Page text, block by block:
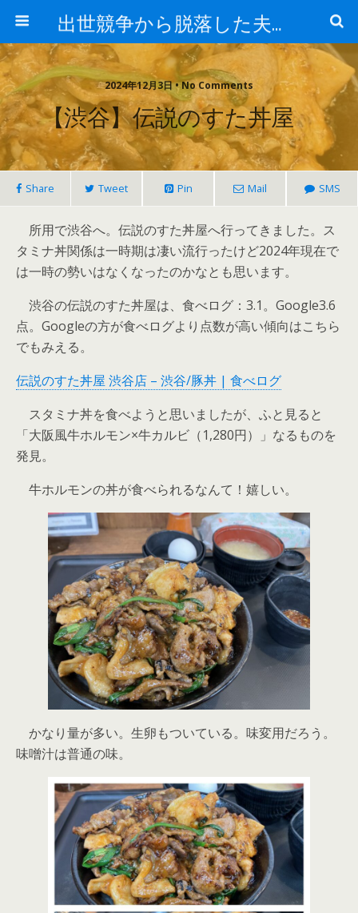
出世競争から脱落した夫と妻の日常
2024年12月3日 • No Comments
【渋谷】伝説のすた丼屋
Share Tweet Pin Mail SMS
所用で渋谷へ。伝説のすた丼屋へ行ってきました。ス
タミナ丼関係は一時期は凄い流行ったけど2024年現在で
は一時の勢いはなくなったのかなとも思います。
渋谷の伝説のすた丼屋は、食べログ：3.1。Google3.6
点。Googleの方が食べログより点数が高い傾向はこちら
でもみえる。
伝説のすた丼屋 渋谷店 – 渋谷/豚丼 | 食べログ
スタミナ丼を食べようと思いましたが、ふと見ると
「大阪風牛ホルモン×牛カルビ（1,280円）」なるものを
発見。
牛ホルモンの丼が食べられるなんて！嬉しい。
かなり量が多い。生卵もついている。味変用だろう。
味噌汁は普通の味。